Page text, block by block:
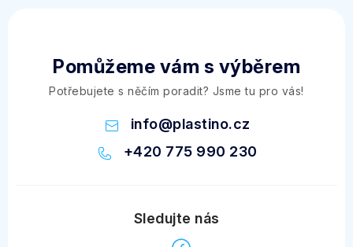
Pomůžeme vám s výběrem
Potřebujete s něčím poradit? Jsme tu pro vás!
info@plastino.cz
+420 775 990 230